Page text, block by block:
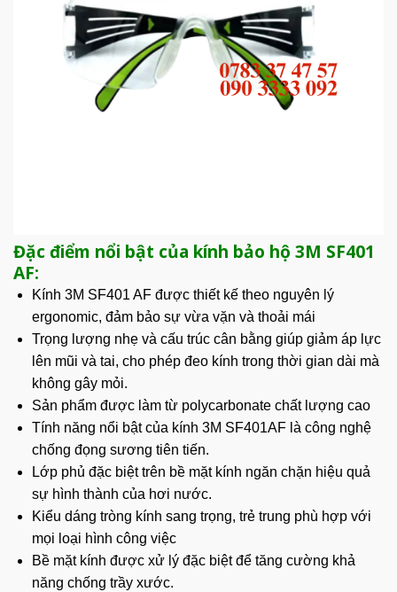
Đặc điểm nổi bật của kính bảo hộ 3M SF401
AF:
Kính 3M SF401 AFđược thiết kế theo nguyên lý
ergonomic, đảm bảo sự vừa vặn và thoải mái
Trọng lượng nhẹ và cấu trúc cân bằng giúp giảm áp lực
lên mũi và tai, cho phép đeo kính trong thời gian dài mà
không gây mỏi.
Sản phẩm được làm từ polycarbonate chất lượng cao
Tính năng nổi bật của kính 3M SF401AF là công nghệ
chống đọng sương tiên tiến.
Lớp phủ đặc biệt trên bề mặt kính ngăn chặn hiệu quả
sự hình thành của hơi nước.
Kiểu dáng tròng kính sang trọng, trẻ trung phù hợp với
mọi loại hình công việc
Bề mặt kính được xử lý đặc biệt để tăng cường khả
năng chống trầy xước.